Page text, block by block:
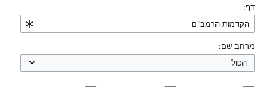
דף:
מרחב שם: